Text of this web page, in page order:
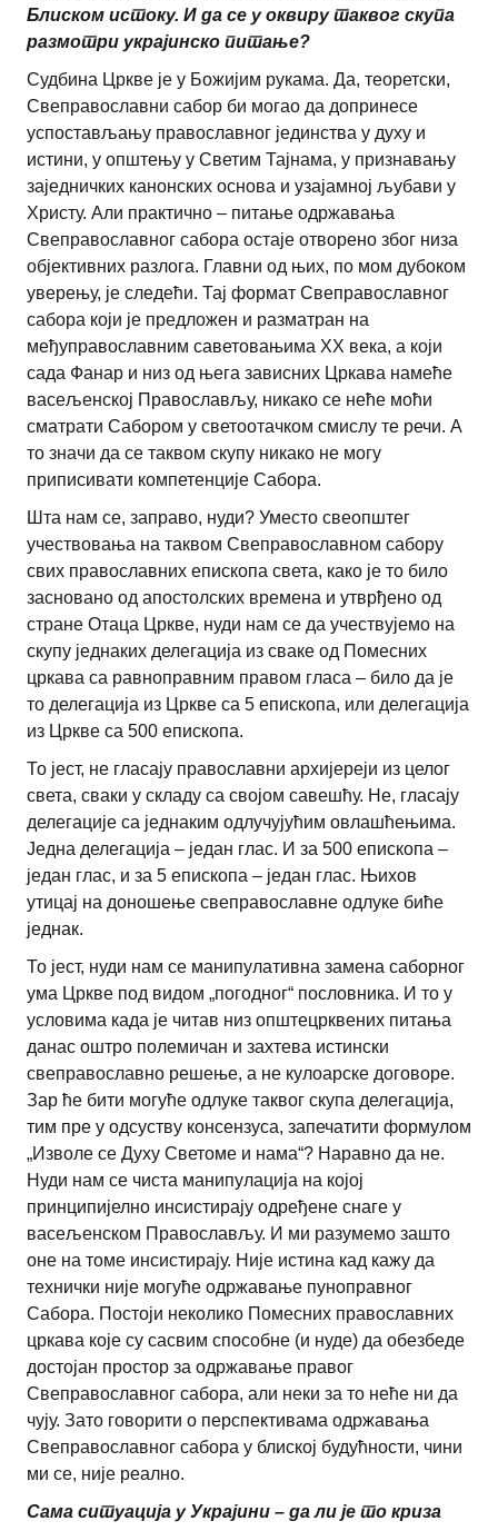
Блиском истоку. И да се у оквиру таквог скупа
размотри украјинско питање?
Судбина Цркве је у Божијим рукама. Да, теоретски,
Свеправославни сабор би могао да допринесе
успостављању православног јединства у духу и
истини, у општењу у Светим Тајнама, у признавању
заједничких канонских основа и узајамној љубави у
Христу. Али практично – питање одржавања
Свеправославног сабора остаје отворено због низа
објективних разлога. Главни од њих, по мом дубоком
уверењу, је следећи. Тај формат Свеправославног
сабора који је предложен и разматран на
међуправославним саветовањима ХХ века, а који
сада Фанар и низ од њега зависних Цркава намеће
васељенској Православљу, никако се неће моћи
сматрати Сабором у светоотачком смислу те речи. А
то значи да се таквом скупу никако не могу
приписивати компетенције Сабора.
Шта нам се, заправо, нуди? Уместо свеопштег
учествовања на таквом Свеправославном сабору
свих православних епископа света, како је то било
засновано од апостолских времена и утврђено од
стране Отаца Цркве, нуди нам се да учествујемо на
скупу једнаких делегација из сваке од Помесних
цркава са равноправним правом гласа – било да је
то делегација из Цркве са 5 епископа, или делегација
из Цркве са 500 епископа.
То јест, не гласају православни архијереји из целог
света, сваки у складу са својом савешћу. Не, гласају
делегације са једнаким одлучујућим овлашћењима.
Једна делегација – један глас. И за 500 епископа –
један глас, и за 5 епископа – један глас. Њихов
утицај на доношење свеправославне одлуке биће
једнак.
То јест, нуди нам се манипулативна замена саборног
ума Цркве под видом „погодног“ пословника. И то у
условима када је читав низ општецрквених питања
данас оштро полемичан и захтева истински
свеправославно решење, а не кулоарске договоре.
Зар ће бити могуће одлуке таквог скупа делегација,
тим пре у одсуству консензуса, запечатити формулом
„Изволе се Духу Светоме и нама“? Наравно да не.
Нуди нам се чиста манипулација на којој
принципијелно инсистирају одређене снаге у
васељенском Православљу. И ми разумемо зашто
оне на томе инсистирају. Није истина кад кажу да
технички није могуће одржавање пуноправног
Сабора. Постоји неколико Помесних православних
цркава које су сасвим способне (и нуде) да обезбеде
достојан простор за одржавање правог
Свеправославног сабора, али неки за то неће ни да
чују. Зато говорити о перспективама одржавања
Свеправославног сабора у блиској будућности, чини
ми се, није реално.
Сама ситуација у Украјини – да ли је то криза